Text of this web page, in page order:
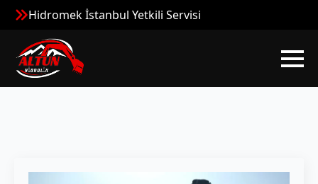
Hidromek İstanbul Yetkili Servisi